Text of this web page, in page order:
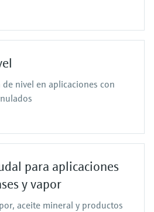
nivel en aplicaciones con
para aplicaciones
y vapor
aceite mineral y productos